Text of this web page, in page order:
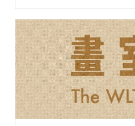
人參與，包含：昆蟲白、
身、非人物種、恐龍的皮、赤
文 "恐龍的皮揪團開趴、
米花機 全新一季「